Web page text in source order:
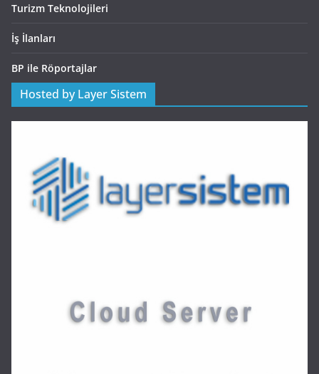
Turizm Teknolojileri
İş İlanları
BP ile Röportajlar
Hosted by Layer Sistem